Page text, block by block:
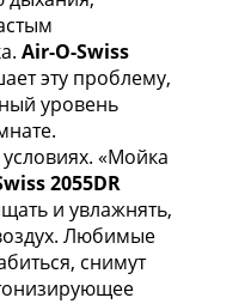
Air-O-Swiss
эту проблему,
уровень
«Мойка
2055DR
и увлажнять,
Любимые
снимут